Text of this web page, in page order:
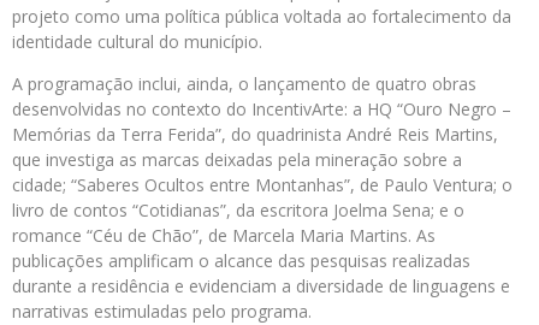
projeto como uma política pública voltada ao fortalecimento da
identidade cultural do município.
A programação inclui, ainda, o lançamento de quatro obras
desenvolvidas no contexto do IncentivArte: a HQ “Ouro Negro –
Memórias da Terra Ferida”, do quadrinista André Reis Martins,
que investiga as marcas deixadas pela mineração sobre a
cidade; “Saberes Ocultos entre Montanhas”, de Paulo Ventura; o
livro de contos “Cotidianas”, da escritora Joelma Sena; e o
romance “Céu de Chão”, de Marcela Maria Martins. As
publicações amplificam o alcance das pesquisas realizadas
durante a residência e evidenciam a diversidade de linguagens e
narrativas estimuladas pelo programa.